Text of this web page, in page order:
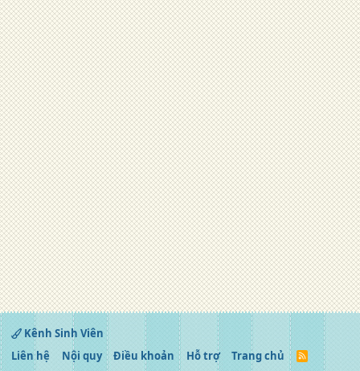
Kênh Sinh Viên
Liên hệ
Nội quy Điều khoản Hỗ trợ Trang chủ
R